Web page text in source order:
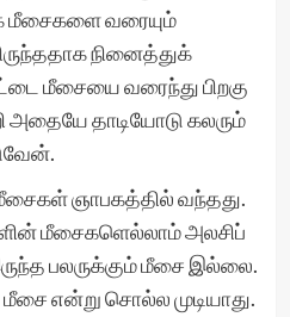
மீசைகளை வரையும்
நினைத்துக்
மீசையை வரைந்து பிறகு
அதையே தாடியோடு கலரும்
மீசைகள் ஞாபகத்தில் வந்தது.
மீசைகளெல்லாம் அலசிப்
பலருக்கும் மீசை இல்லை.
என்று சொல்ல முடியாது.